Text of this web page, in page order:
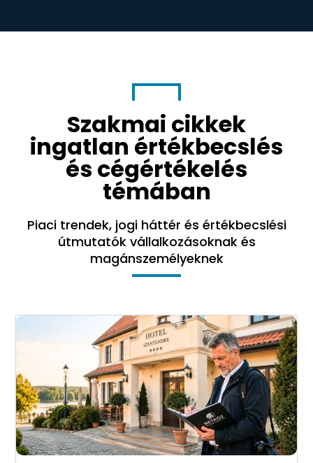
Szakmai cikkek
ingatlan értékbecslés
és cégértékelés
témában
Piaci trendek, jogi háttér és értékbecslési
útmutatók vállalkozásoknak és
magánszemélyeknek